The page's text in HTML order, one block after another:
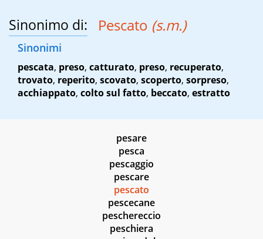
Sinonimo di: Pescato (s.m.)
Sinonimi
pescata, preso, catturato, preso, recuperato,
trovato, reperito, scovato, scoperto, sorpreso,
acchiappato, colto sul fatto, beccato, estratto
pesare
pesca
pescaggio
pescare
pescato
pescecane
peschereccio
peschiera